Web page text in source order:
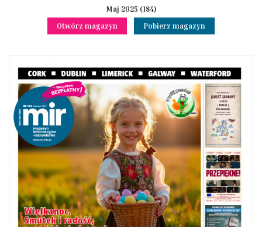
Maj 2025 (184)
Otwórz magazyn
Pobierz magazyn